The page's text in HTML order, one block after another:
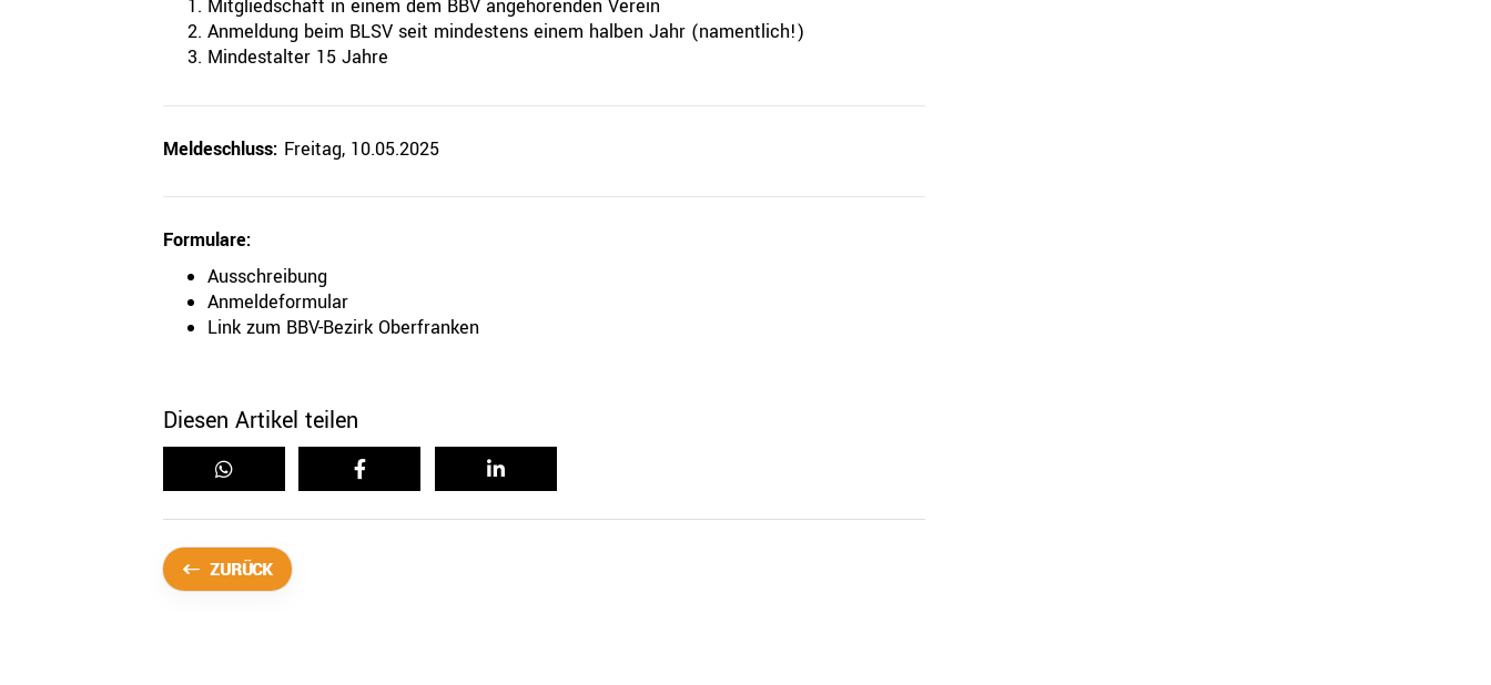
Mitgliedschaft in einem dem BBV angehörenden Verein
Anmeldung beim BLSV seit mindestens einem halben Jahr (namentlich!)
Mindestalter 15 Jahre
Meldeschluss: Freitag, 10.05.2025
Formulare:
Ausschreibung
Anmeldeformular
Link zum BBV-Bezirk Oberfranken
Diesen Artikel teilen
ZURÜCK
KONTAKT AUFNEHMEN
Rechtskammer